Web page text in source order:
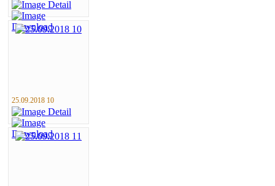
25.09.2018 10